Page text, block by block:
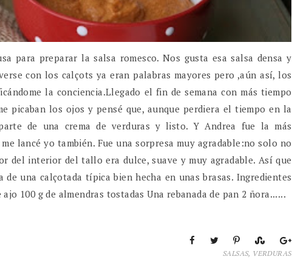
para preparar la salsa romesco. Nos gusta esa salsa densa y
con los calçots ya eran palabras mayores pero ,aún así, los
la conciencia.Llegado el fin de semana con más tiempo
picaban los ojos y pensé que, aunque perdiera el tiempo en la
de una crema de verduras y listo. Y Andrea fue la más
lancé yo también. Fue una sorpresa muy agradable:no solo no
del interior del tallo era dulce, suave y muy agradable. Así que
una calçotada típica bien hecha en unas brasas. Ingredientes
100 g de almendras tostadas Una rebanada de pan 2 ñora......
SALSAS, VERDURAS